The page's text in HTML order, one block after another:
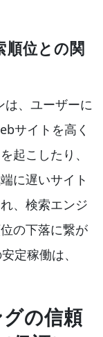
順位との関
、ユーザーに
サイトを高く
起こしたり、
に遅いサイト
、検索エンジ
の下落に繋が
定稼働は、
の信頼